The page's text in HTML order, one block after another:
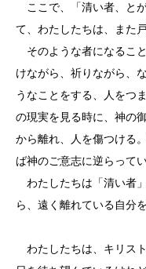
ここで、「清い者、と
て、わたしたちは、また
そのような者になるこ
けながら、祈りながら、
うなことをする、人をつ
の現実を見る時に、神の
から離れ、人を傷つける
ば神のご意志に逆らってい
わたしたちは「清い者
ら、遠く離れている自分
わたしたちは、キリス